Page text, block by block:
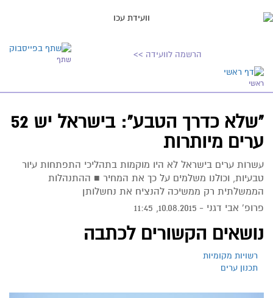
שתף
הרשמה לוועידה >>
ראשי
"שלא כדרך הטבע": בישראל יש 52
ערים מיותרות
עשרות ערים בישראל לא היו מוקמות בתהליכי התפתחות עיור
טבעיות, וכולנו משלמים על כך את המחיר ■ ההתנהלות
הממשלתית רק ממשיכה להנציח את נחשלותן
פרופ' אבי דגני - 10.08.2015, 11:45
נושאים הקשורים לכתבה
רשויות מקומיות
תכנון ערים